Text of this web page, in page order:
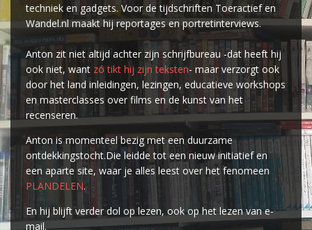
techniek en gadgets. Voor de tijdschriften Toeractief en
Wandel.nl maakt hij reportages en portretinterviews.
Anton zit niet altijd achter zijn schrijfbureau -dat heeft hij
ook niet, want zó tikt hij zijn teksten- maar verzorgt ook
door het land inleidingen, lezingen, educatieve workshops
en masterclasses over films en de kunst van het
recenseren.
Anton is momenteel bezig met een duurzame
ontdekkingstocht.Die leidde tot een nieuw initiatief en
een aparte site, waar je alles leest over het fenomeen
PLANDELEN.
En hij blijft verder dol op lezen, ook op het lezen van e-
mail.